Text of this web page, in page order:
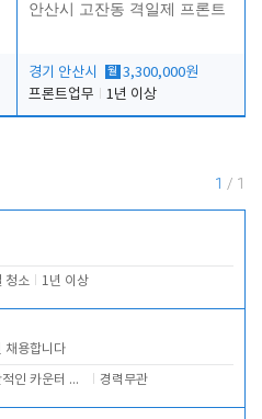
안산시 고잔동 격일제 프론트
경기 안산시 월 3,300,000원
프론트업무
1년 이상
1 / 1
청소 1년 이상
채용합니다
전반적인 카운터 업무 경력무관